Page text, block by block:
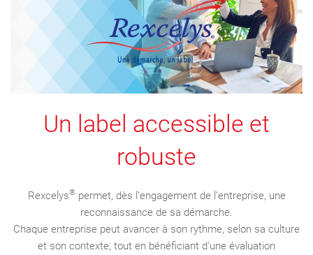
Un label accessible et
robuste
Rexcelys® permet, dès l’engagement de l’entreprise, une
reconnaissance de sa démarche.
Chaque entreprise peut avancer à son rythme, selon sa culture
et son contexte, tout en bénéficiant d'une évaluation